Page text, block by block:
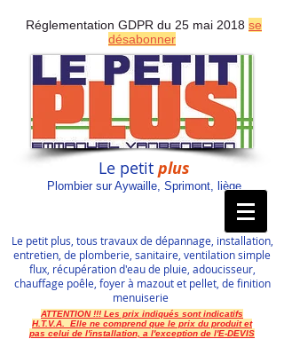
Réglementation GDPR du 25 mai 2018 se
désabonner
Le petit plus
Plombier sur Aywaille, Sprimont, liège
Le petit plus, tous travaux de dépannage, installation,
entretien, de plomberie, sanitaire, ventilation simple
flux, récupération d'eau de pluie, adoucisseur,
chauffage poêle, foyer à mazout et pellet, de finition
menuiserie
ATTENTION !!! Les prix indiqués sont indicatifs
H.T.V.A. Elle ne comprend que le prix du produit et
pas celui de l'installation, a l'exception de l'E-DEVIS